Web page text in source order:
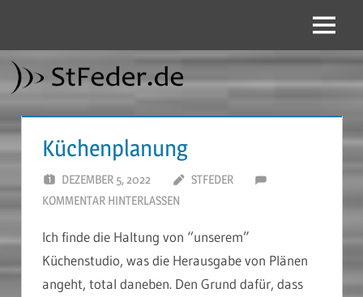
springen
Menü
Küchenplanung
DEZEMBER 5, 2022
STFEDER
KOMMENTAR HINTERLASSEN
Ich finde die Haltung von “unserem”
Küchenstudio, was die Herausgabe von Plänen
angeht, total daneben. Den Grund dafür, dass